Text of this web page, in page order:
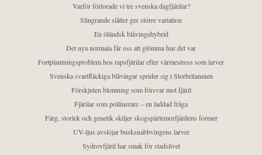
Varför förlorade vi tre svenska dagfjärilar?
Slingrande slåtter ger större variation
En öländsk blåvingehybrid
Det nya normala får oss att glömma hur det var
Fortplantningsproblem hos rapsfjärilar efter värmestress som larver
Svenska svartfläckiga blåvingar sprider sig i Storbritannien
Förskjuten blomning som försvar mot fjäril
Fjärilar som pollinerare – en laddad fråga
Färg, storlek och genetik skiljer skogspärlemorfjärilens former
UV-ljus avslöjar busksnabbvingens larver
Sydrovfjäril har smak för stadslivet